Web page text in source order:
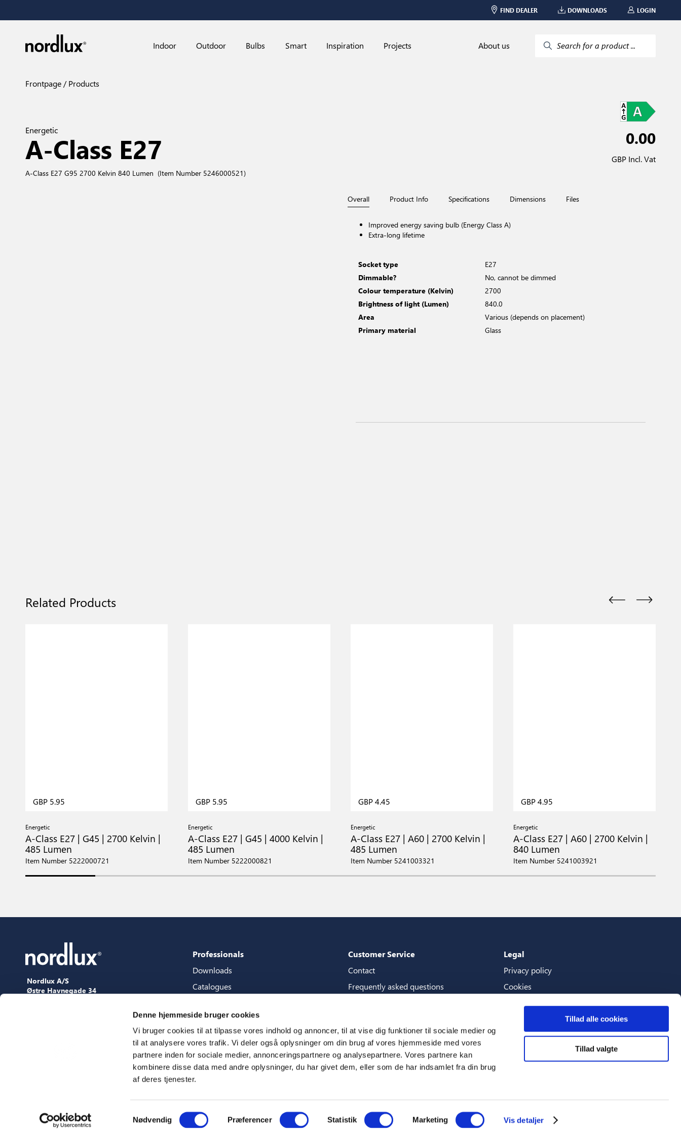
Denne hjemmeside bruger cookies
Vi bruger cookies til at tilpasse vores indhold og annoncer, til at vise dig funktioner til sociale medier og
til at analysere vores trafik. Vi deler også oplysninger om din brug af vores hjemmeside med vores
partnere inden for sociale medier, annonceringspartnere og analysepartnere. Vores partnere kan
kombinere disse data med andre oplysninger, du har givet dem, eller som de har indsamlet fra din brug
af deres tjenester.
Samtykkevalg
Nødvendig Præferencer Statistik Marketing Vis detaljer
Tillad alle cookies
Tillad valgte
FIND DEALER DOWNLOADS LOGIN
Indoor Outdoor Bulbs Smart Inspiration Projects About us Search for a product ...
Frontpage Products
Energetic
A-Class E27
A-Class E27 G95 2700 Kelvin 840 Lumen (Item Number 5246000521)
0.00
GBP Incl. Vat
Overall Product Info Specifications Dimensions Files
Improved energy saving bulb (Energy Class A)
Extra-long lifetime
Socket type
E27
Dimmable?
No, cannot be dimmed
Colour temperature (Kelvin)
2700
Brightness of light (Lumen)
840.0
Area
Various (depends on placement)
Primary material
Glass
Related Products
GBP 5.95
Energetic
A-Class E27 | G45 | 2700 Kelvin |
485 Lumen
Item Number 5222000721
GBP 5.95
Energetic
A-Class E27 | G45 | 4000 Kelvin |
485 Lumen
Item Number 5222000821
GBP 4.45
Energetic
A-Class E27 | A60 | 2700 Kelvin |
485 Lumen
Item Number 5241003321
GBP 4.95
Energetic
A-Class E27 | A60 | 2700 Kelvin |
840 Lumen
Item Number 5241003921
Nordlux A/S
Østre Havnegade 34
Professionals
Downloads
Catalogues
Content store guide
3D files
Press
Showrooms
Fairs
Customer Service
Contact
Frequently asked questions
CSR
Legal
Privacy policy
Cookies